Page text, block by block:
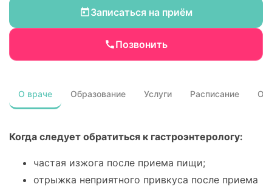
Записаться на приём
Позвонить
О враче Образование Услуги Расписание
Когда следует обратиться к гастроэнтерологу:
частая изжога после приема пищи;
отрыжка неприятного привкуса после приема